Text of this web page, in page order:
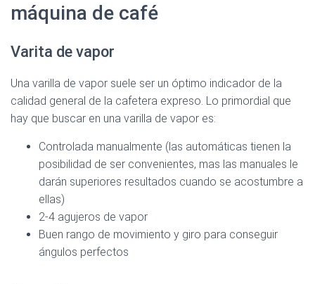
Ver en Amazon >
máquina de café
Varita de vapor
Una varilla de vapor suele ser un óptimo indicador de la
calidad general de la cafetera expreso. Lo primordial que
hay que buscar en una varilla de vapor es:
Controlada manualmente (las automáticas tienen la
posibilidad de ser convenientes, mas las manuales le
darán superiores resultados cuando se acostumbre a
ellas)
2-4 agujeros de vapor
Buen rango de movimiento y giro para conseguir
ángulos perfectos